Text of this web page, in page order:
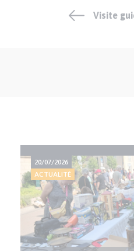
Visite
20/07/2026
ACTUALITÉ